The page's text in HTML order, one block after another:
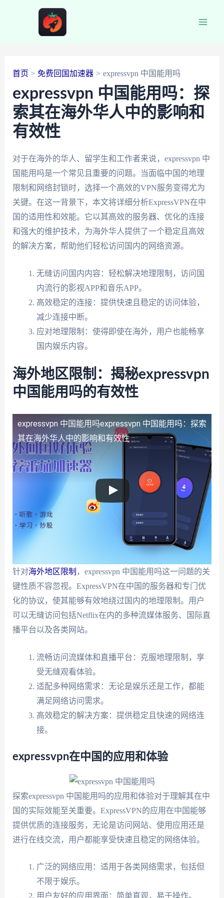
首页 免费回国加速器 expressvpn 中国能用吗
expressvpn 中国能用吗：探
索其在海外华人中的影响和
有效性
对于在海外的华人、留学生和工作者来说，expressvpn 中
国能用吗是一个常见且重要的问题。当面临中国的地理
限制和网络封锁时，选择一个高效的VPN服务变得尤为
关键。在这一背景下，本文将详细分析ExpressVPN在中
国的适用性和效能。它以其高效的服务器、优化的连接
和强大的维护技术，为海外华人提供了一个稳定且高效
的解决方案，帮助他们轻松访问国内的网络资源。
无缝访问国内内容：轻松解决地理限制，访问国
内流行的影视APP和音乐APP。
高效稳定的连接：提供快速且稳定的访问体验，
减少连接中断。
应对地理限制：使得即使在海外，用户也能畅享
国内娱乐内容。
海外地区限制：揭秘expressvpn
中国能用吗的有效性
expressvpn 中国能用吗expressvpn 中国能用吗：探索
其在海外华人中的影响和有效性
针对海外地区限制 ，expressvpn 中国能用吗这一问题的关
键性质不容忽视。ExpressVPN在中国的服务器和专门优
化的协议，使其能够有效地绕过国内的地理限制。用户
可以无缝访问包括Netflix在内的多种流媒体服务、国际直
播平台以及各类网站。
流畅访问流媒体和直播平台：克服地理限制，享
受无缝观看体验。
适配多种网络需求：无论是娱乐还是工作，都能
满足网络访问需求。
高效稳定的解决方案：提供稳定且快速的网络连
接。
expressvpn在中国的应用和体验
探索expressvpn 中国能用吗的应用和体验对于理解其在中
国的实际效能至关重要。ExpressVPN的应用在中国能够
提供优质的连接服务，无论是访问网站、使用应用还是
进行在线交流，用户都能享受快速且稳定的网络体验。
广泛的网络应用：适用于各类网络需求，包括但
不限于娱乐。
用户友好的应用界面：简单直观，易于操作。